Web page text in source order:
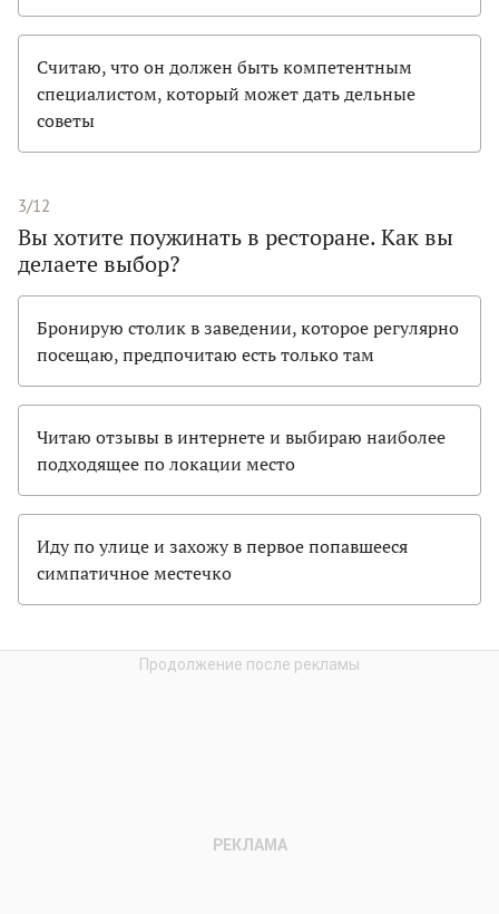
Считаю, что он должен быть компетентным
специалистом, который может дать дельные
советы
3/12
Вы хотите поужинать в ресторане. Как вы
делаете выбор?
Бронирую столик в заведении, которое регулярно
посещаю, предпочитаю есть только там
Читаю отзывы в интернете и выбираю наиболее
подходящее по локации место
Иду по улице и захожу в первое попавшееся
симпатичное местечко